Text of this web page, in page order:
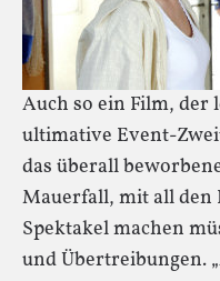
Auch so ein Film, der
ultimative Event-
das überall
Mauerfall, mit all den
Spektakel machen
und Übertreibungen.